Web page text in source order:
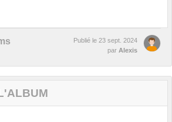
Publié le 23 sept. 2024
par Alexis